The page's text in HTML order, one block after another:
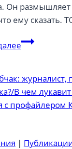
Он
ему сказать.
Точка
в
|